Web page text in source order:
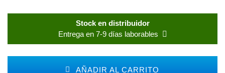
Stock en distribuidor
Entrega en 7-9 días laborables
AÑADIR AL CARRITO